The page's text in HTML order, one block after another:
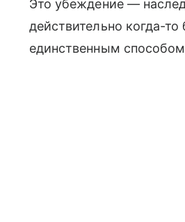
Это убеждение —
действительно когда-
единственным